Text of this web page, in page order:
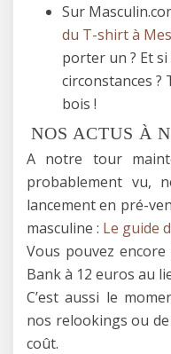
Sur
du T-shirt à
porter un ? Et
circonstances ?
bois !
NOS ACTUS À
A notre tour
probablement vu,
lancement en pré-
masculine : Le guide
Vous pouvez
Bank à 12 euros au
C’est aussi le
nos relookings ou
coût.